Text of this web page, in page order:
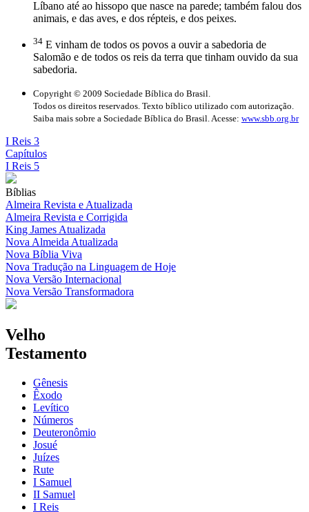
Líbano até ao hissopo que nasce na parede; também falou dos
animais, e das aves, e dos répteis, e dos peixes.
34 E vinham de todos os povos a ouvir a sabedoria de
Salomão e de todos os reis da terra que tinham ouvido da sua
sabedoria.
Copyright © 2009 Sociedade Bíblica do Brasil.
Todos os direitos reservados. Texto bíblico utilizado com autorização.
Saiba mais sobre a Sociedade Bíblica do Brasil. Acesse: www.sbb.org.br
I Reis 3
Capítulos
I Reis 5
Bíblias
Almeira Revista e Atualizada
Almeira Revista e Corrigida
King James Atualizada
Nova Almeida Atualizada
Nova Bíblia Viva
Nova Tradução na Linguagem de Hoje
Nova Versão Internacional
Nova Versão Transformadora
Velho
Testamento
Gênesis
Êxodo
Levítico
Números
Deuteronômio
Josué
Juízes
Rute
I Samuel
II Samuel
I Reis